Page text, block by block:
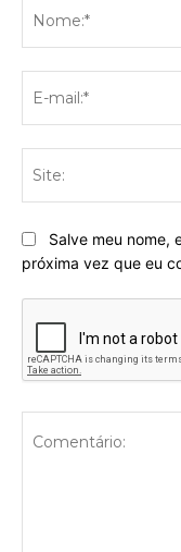
Salve meu nome,
próxima vez que eu